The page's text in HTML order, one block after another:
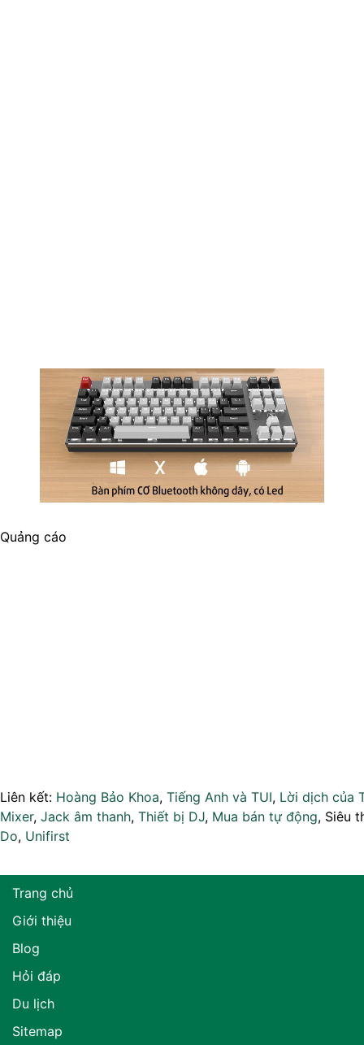
Quảng cáo
Liên kết: Hoàng Bảo Khoa, Tiếng Anh và TUI, Lời dịch của
Mixer, Jack âm thanh, Thiết bị DJ, Mua bán tự động, Siêu
Do, Unifirst
Trang chủ
Giới thiệu
Blog
Hỏi đáp
Du lịch
Sitemap